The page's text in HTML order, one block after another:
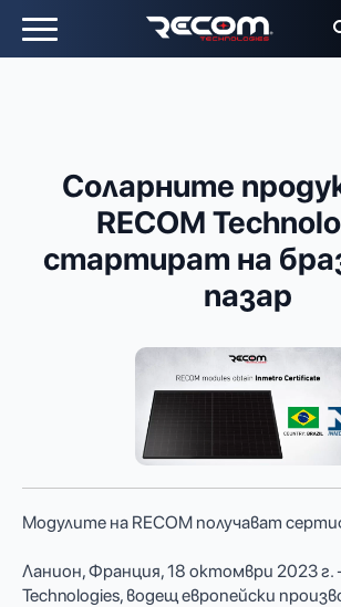
Соларните
RECOM
стартират на
пазар
Модулите на RECOM получават
Ланион, Франция, 18 октомври 2023 г.
Technologies, водещ европейски